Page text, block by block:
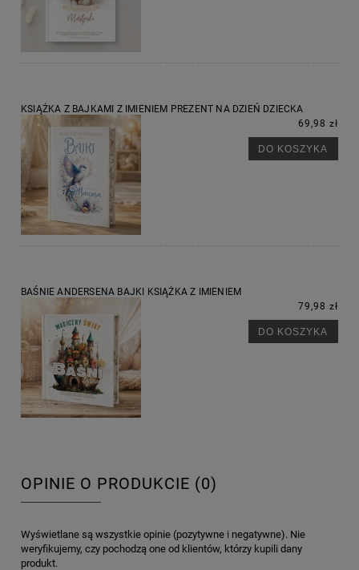
KSIĄŻKA Z BAJKAMI Z IMIENIEM PREZENT NA DZIEŃ DZIECKA
69,98 zł
DO KOSZYKA
BAŚNIE ANDERSENA BAJKI KSIĄŻKA Z IMIENIEM
79,98 zł
DO KOSZYKA
OPINIE O PRODUKCIE (0)
Wyświetlane są wszystkie opinie (pozytywne i negatywne). Nie
weryfikujemy, czy pochodzą one od klientów, którzy kupili dany
produkt.